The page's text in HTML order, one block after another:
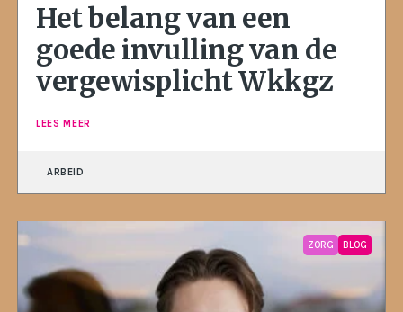
Het belang van een
goede invulling van de
vergewisplicht Wkkgz
LEES MEER
ARBEID
ZORG BLOG